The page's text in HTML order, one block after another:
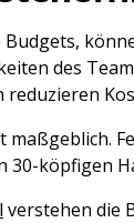
des
30-köpfigen
verstehen die